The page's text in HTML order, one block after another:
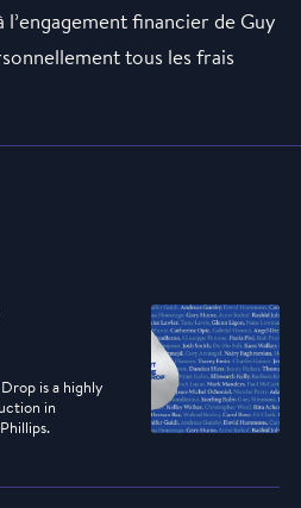
l’engagement financier de Guy
tous les frais
is a highly
in